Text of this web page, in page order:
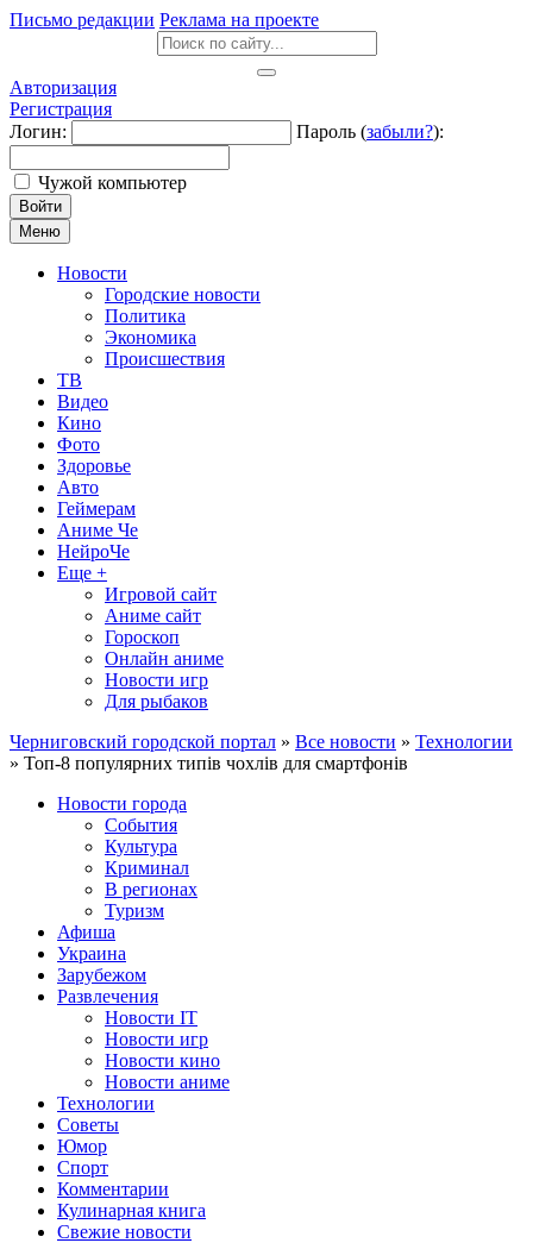
Письмо редакции Реклама на проекте
Авторизация
Регистрация
Логин:
Пароль (забыли?):
Чужой компьютер
Войти
Меню
Новости
Городские новости
Политика
Экономика
Происшествия
ТВ
Видео
Кино
Фото
Здоровье
Авто
Геймерам
Аниме Че
НейроЧе
Еще +
Игровой сайт
Аниме сайт
Гороскоп
Онлайн аниме
Новости игр
Для рыбаков
Черниговский городской портал » Все новости » Технологии
» Топ-8 популярних типів чохлів для смартфонів
Новости города
События
Культура
Криминал
В регионах
Туризм
Афиша
Украина
Зарубежом
Развлечения
Новости IT
Новости игр
Новости кино
Новости аниме
Технологии
Советы
Юмор
Спорт
Комментарии
Кулинарная книга
Свежие новости